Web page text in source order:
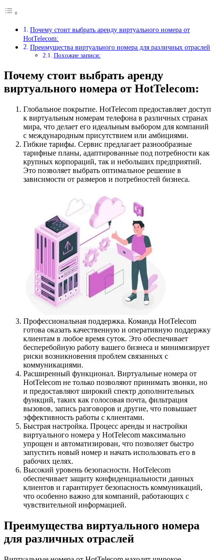
Почему стоит выбрать аренду виртуального номера от
HotTelecom:
Преимущества виртуального номера для различных отраслей
Похожие записи:
Почему стоит выбрать аренду
виртуального номера от HotTelecom:
Глобальное покрытие. HotTelecom предоставляет доступ
к виртуальным номерам телефона в различных странах
мира, что делает его идеальным выбором для компаний
с международным присутствием или амбициями.
Гибкие тарифы. Сервис предлагает разнообразные
тарифные планы, адаптированные под потребности как
крупных корпораций, так и небольших предприятий.
Это позволяет выбрать оптимальное решение в
зависимости от размеров и потребностей бизнеса.
Профессиональная поддержка. Команда HotTelecom
готова оказать качественную и оперативную поддержку
клиентам в любое время суток. Это обеспечивает
бесперебойную работу вашего бизнеса и минимизирует
риски возникновения проблем связанных с
коммуникациями.
Расширенный функционал. Виртуальные номера от
HotTelecom не только позволяют принимать звонки, но
и предоставляют широкий спектр дополнительных
функций, таких как голосовая почта, фильтрация
вызовов, запись разговоров и другие, что повышает
эффективность работы с клиентами.
Быстрая настройка. Процесс аренды и настройки
виртуального номера у HotTelecom максимально
упрощен и автоматизирован, что позволяет быстро
запустить новый номер и начать использовать его в
рабочих целях.
Высокий уровень безопасности. HotTelecom
обеспечивает защиту конфиденциальности данных
клиентов и гарантирует безопасность коммуникаций,
что особенно важно для компаний, работающих с
чувствительной информацией.
Преимущества виртуального номера
для различных отраслей